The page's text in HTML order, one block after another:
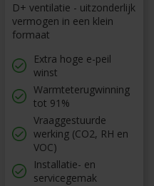
D+ ventilatie - uitzonderlijk
vermogen in een klein
formaat
Extra hoge e-peil
winst
Warmteterugwinning
tot 91%
Vraaggestuurde
werking (CO2, RH en
VOC)
Installatie- en
servicegemak